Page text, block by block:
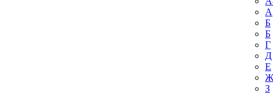
А
Б
Б
Г
Д
Е
Ж
З